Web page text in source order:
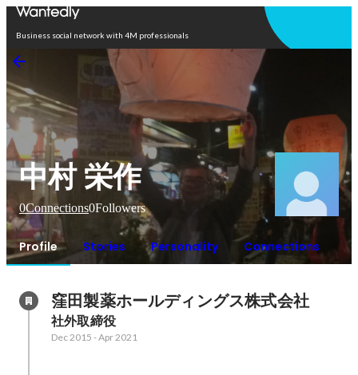
Business social network with 4M professionals
中村 栄作
0Connections0Followers
Profile Stories Personality Connections
窪田製薬ホールディングス株式会社
社外取締役
Dec 2015 -Apr 2021